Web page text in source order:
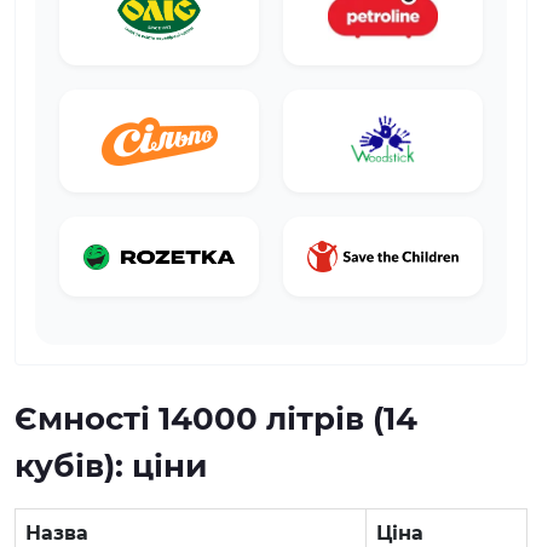
Ємності 14000 літрів (14
кубів): ціни
Назва Ціна